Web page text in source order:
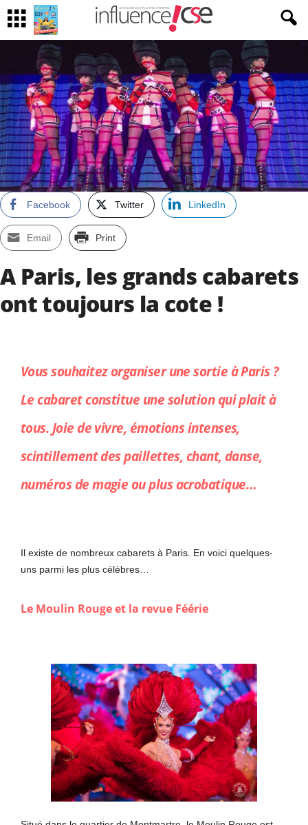
Facebook Twitter LinkedIn
Email Print
A Paris, les grands cabarets
ont toujours la cote !
Vous souhaitez organiser une sortie à Paris ?
Le cabaret constitue une solution qui plait à
tous. Joie de vivre, émotions intenses,
scintillement des paillettes, chant, danse,
numéros de magie ou plus acrobatique…
Il existe de nombreux cabarets à Paris. En voici quelques-
uns parmi les plus célèbres…
Le Moulin Rouge et la revue Féérie